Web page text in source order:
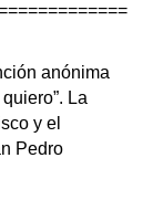
anónima
La
y el
Pedro